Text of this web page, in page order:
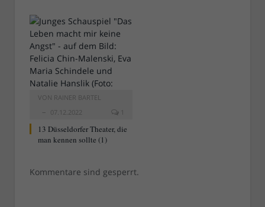
VON RAINER BARTEL
07.12.2022
1
13 Düsseldorfer Theater, die
man kennen sollte (1)
Kommentare sind gesperrt.